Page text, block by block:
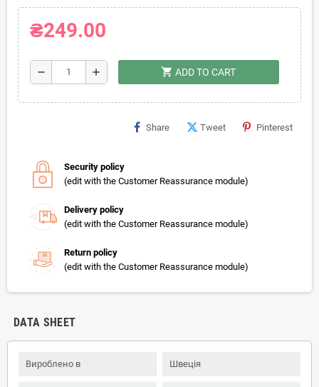
₴249.00
remove add shopping_cart ADD TO CART
Share Tweet Pinterest
Security policy
(edit with the Customer Reassurance module)
Delivery policy
(edit with the Customer Reassurance module)
Return policy
(edit with the Customer Reassurance module)
DATA SHEET
Вироблено в Швеція